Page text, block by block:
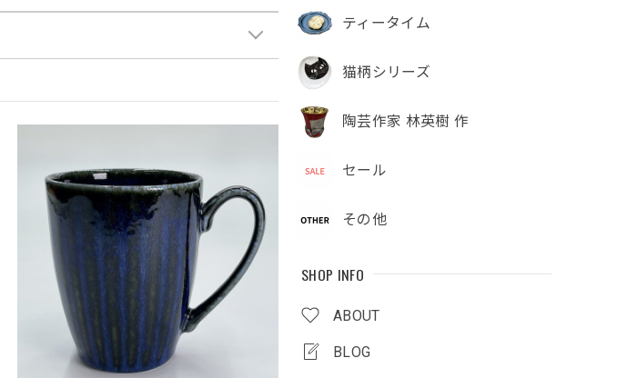
ティータイム
猫柄シリーズ
陶芸作家 林英樹 作
セール
その他
SHOP INFO
ABOUT
BLOG